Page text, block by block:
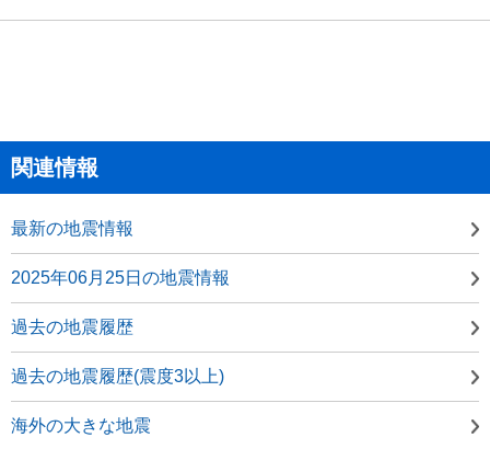
関連情報
最新の地震情報
2025年06月25日の地震情報
過去の地震履歴
過去の地震履歴(震度3以上)
海外の大きな地震